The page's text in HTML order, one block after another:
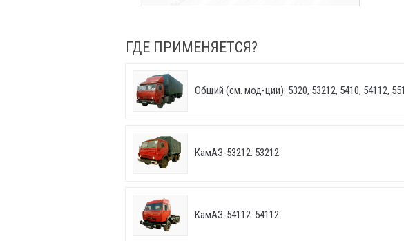
ГДЕ ПРИМЕНЯЕТСЯ?
Общий (см. мод-ции): 5320, 53212, 5410, 54112,
КамАЗ-53212: 53212
КамАЗ-54112: 54112